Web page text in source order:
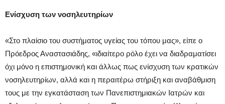
Eνίσχυση των νοσηλευτηρίων
«Στο πλαίσιο του συστήματος υγείας του τόπου μας», είπε ο
Πρόεδρος Αναστασιάδης, «ιδιαίτερο ρόλο έχει να διαδραματίσει
όχι μόνο η επιστημονική και άλλως πως ενίσχυση των κρατικών
νοσηλευτηρίων, αλλά και η περαιτέρω στήριξη και αναβάθμιση
τους με την εγκατάσταση των Πανεπιστημιακών Ιατρών και